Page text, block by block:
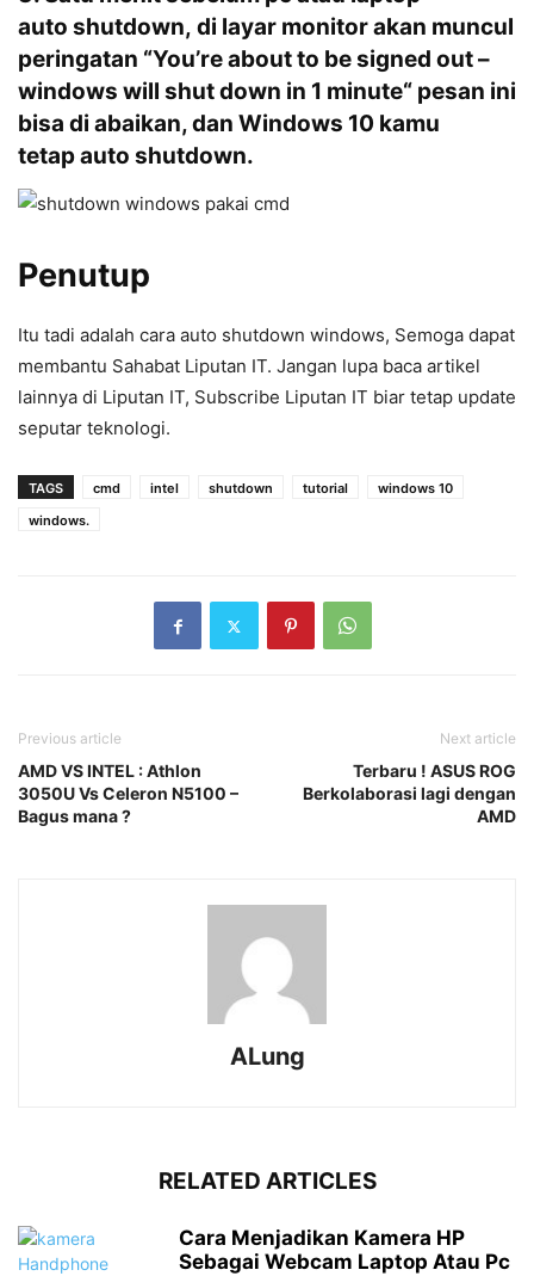
auto shutdown, di layar monitor akan muncul
peringatan “You’re about to be signed out –
windows will shut down in 1 minute“ pesan ini
bisa di abaikan, dan Windows 10 kamu
tetap auto shutdown.
Penutup
Itu tadi adalah cara auto shutdown windows, Semoga dapat
membantu Sahabat Liputan IT. Jangan lupa baca artikel
lainnya di Liputan IT, Subscribe Liputan IT biar tetap update
seputar teknologi.
TAGS cmd intel shutdown tutorial
windows 10
windows.
Previous article
AMD VS INTEL : Athlon
3050U Vs Celeron N5100 –
Bagus mana ?
Next article
Terbaru ! ASUS ROG
Berkolaborasi lagi dengan
AMD
ALung
RELATED ARTICLES
Cara Menjadikan Kamera HP
Sebagai Webcam Laptop Atau Pc